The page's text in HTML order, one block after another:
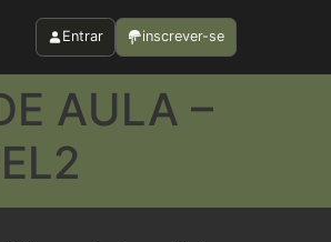
Entrar inscrever-se
AULA –